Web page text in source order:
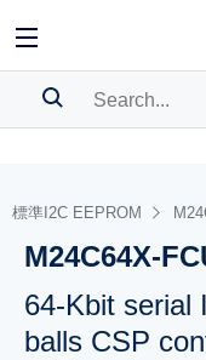
BOOKMARK
Pleaselog into show
標準I2C EEPROM
M24C64X-
64-Kbit serial
balls CSP